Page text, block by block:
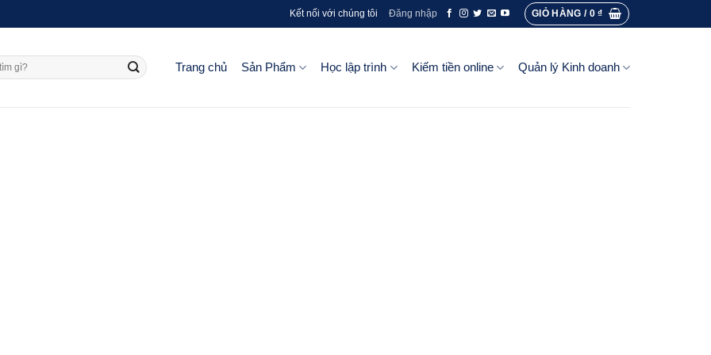
Kết nối với chúng tôi Đăng nhập GIỎ HÀNG / 0₫
Trang chủ Sản Phẩm Học lập trình Kiếm tiền online Quản lý Kinh doanh